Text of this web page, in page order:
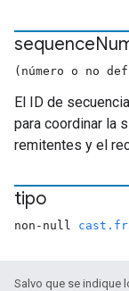
sequence
(número o no
El ID de
para coordinar la
remitentes y el
tipo
non-null
Salvo que se indique